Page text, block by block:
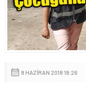
8 HAZIRAN 2018 18:26